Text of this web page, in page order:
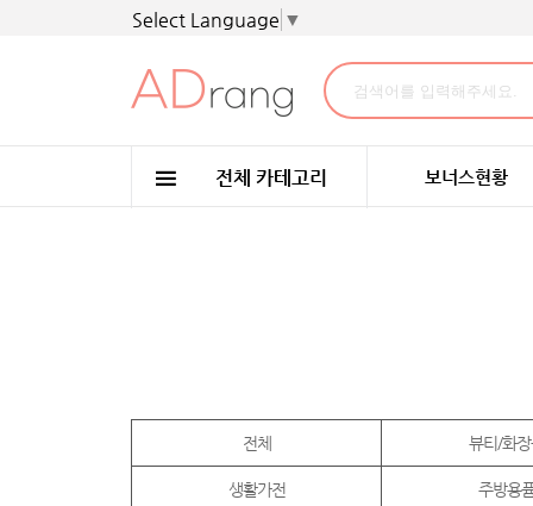
Select Language ▼
보너스현황
전체 뷰티/화
생활가전 주방용